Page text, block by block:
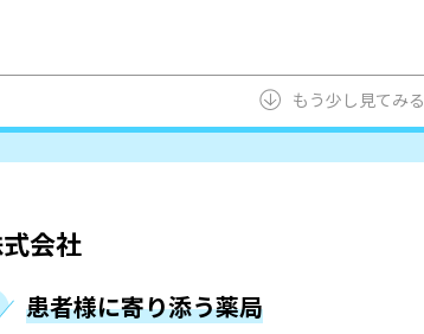
もう少し見てみる
会社
患者様に寄り添う薬局